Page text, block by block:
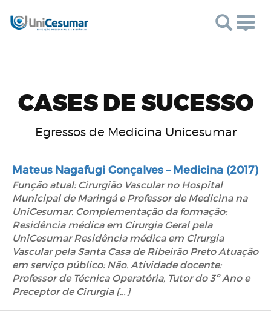
CASES DE SUCESSO
Egressos de Medicina Unicesumar
Mateus Nagafugi Gonçalves – Medicina (2017)
Função atual: Cirurgião Vascular no Hospital
Municipal de Maringá e Professor de Medicina na
UniCesumar. Complementação da formação:
Residência médica em Cirurgia Geral pela
UniCesumar Residência médica em Cirurgia
Vascular pela Santa Casa de Ribeirão Preto Atuação
em serviço público: Não. Atividade docente:
Professor de Técnica Operatória, Tutor do 3º Ano e
Preceptor de Cirurgia […]